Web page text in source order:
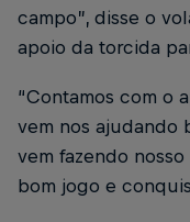
campo”, disse o
apoio da torcida
“Contamos com o
vem nos ajudando
vem fazendo nosso
bom jogo e